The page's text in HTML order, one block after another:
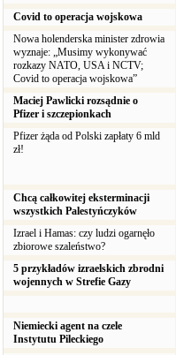
Covid to operacja wojskowa
Nowa holenderska minister zdrowia
wyznaje: „Musimy wykonywać
rozkazy NATO, USA i NCTV;
Covid to operacja wojskowa”
Maciej Pawlicki rozsądnie o
Pfizer i szczepionkach
Pfizer żąda od Polski zapłaty 6 mld
zł!
Chcą całkowitej eksterminacji
wszystkich Palestyńczyków
Izrael i Hamas: czy ludzi ogarnęło
zbiorowe szaleństwo?
5 przykładów izraelskich zbrodni
wojennych w Strefie Gazy
Niemiecki agent na czele
Instytutu Pileckiego